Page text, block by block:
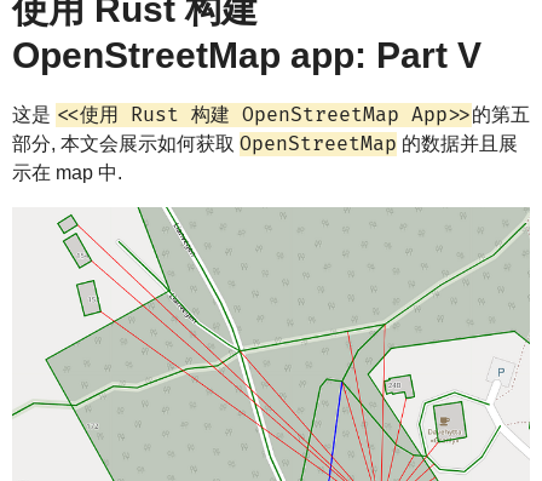
使用 Rust 构建
OpenStreetMap app: Part V
这是 <<使用 Rust 构建 OpenStreetMap App>>的第五
部分, 本文会展示如何获取 OpenStreetMap 的数据并且展
示在 map 中.